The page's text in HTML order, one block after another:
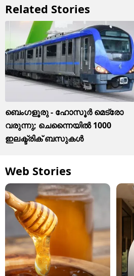
Related Stories
ബെംഗളൂരു - ഹോസൂർ മെട്രോ
വരുന്നു; ചെന്നൈയിൽ 1000
ഇലക്ട്രിക് ബസുകൾ
Web Stories